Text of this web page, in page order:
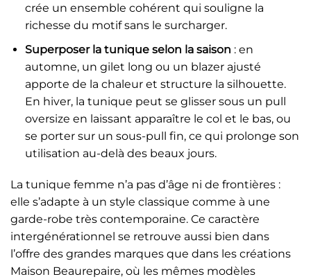
crée un ensemble cohérent qui souligne la
richesse du motif sans le surcharger.
Superposer la tunique selon la saison : en
automne, un gilet long ou un blazer ajusté
apporte de la chaleur et structure la silhouette.
En hiver, la tunique peut se glisser sous un pull
oversize en laissant apparaître le col et le bas, ou
se porter sur un sous-pull fin, ce qui prolonge son
utilisation au-delà des beaux jours.
La tunique femme n’a pas d’âge ni de frontières :
elle s’adapte à un style classique comme à une
garde-robe très contemporaine. Ce caractère
intergénérationnel se retrouve aussi bien dans
l’offre des grandes marques que dans les créations
Maison Beaurepaire, où les mêmes modèles